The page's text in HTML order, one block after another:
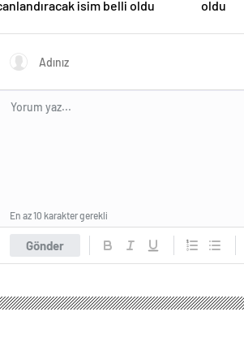
isim belli oldu
oldu
Gönder
En az 10 karakter gerekli